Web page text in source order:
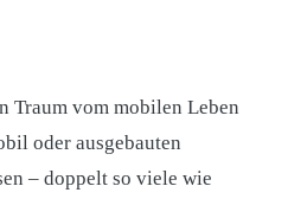
Traum vom mobilen Leben
oder ausgebauten
– doppelt so viele wie